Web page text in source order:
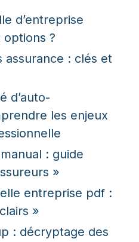
d’entreprise
?
assurance : clés et
d’auto-
les enjeux
: guide
»
entreprise pdf :
»
: décryptage des